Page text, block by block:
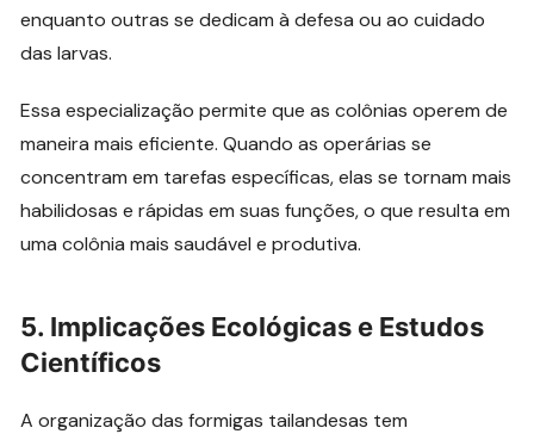
enquanto outras se dedicam à defesa ou ao cuidado
das larvas.
Essa especialização permite que as colônias operem de
maneira mais eficiente. Quando as operárias se
concentram em tarefas específicas, elas se tornam mais
habilidosas e rápidas em suas funções, o que resulta em
uma colônia mais saudável e produtiva.
5. Implicações Ecológicas e Estudos
Científicos
A organização das formigas tailandesas tem